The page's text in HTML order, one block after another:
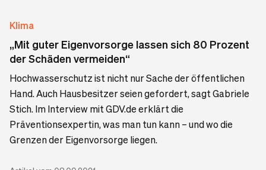
Klima
„Mit guter Eigenvorsorge lassen sich 80 Prozent
der Schäden vermeiden“
Hochwasserschutz ist nicht nur Sache der öffentlichen
Hand. Auch Hausbesitzer seien gefordert, sagt Gabriele
Stich. Im Interview mit GDV.de erklärt die
Präventionsexpertin, was man tun kann – und wo die
Grenzen der Eigenvorsorge liegen.